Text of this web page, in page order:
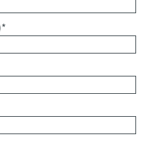
*